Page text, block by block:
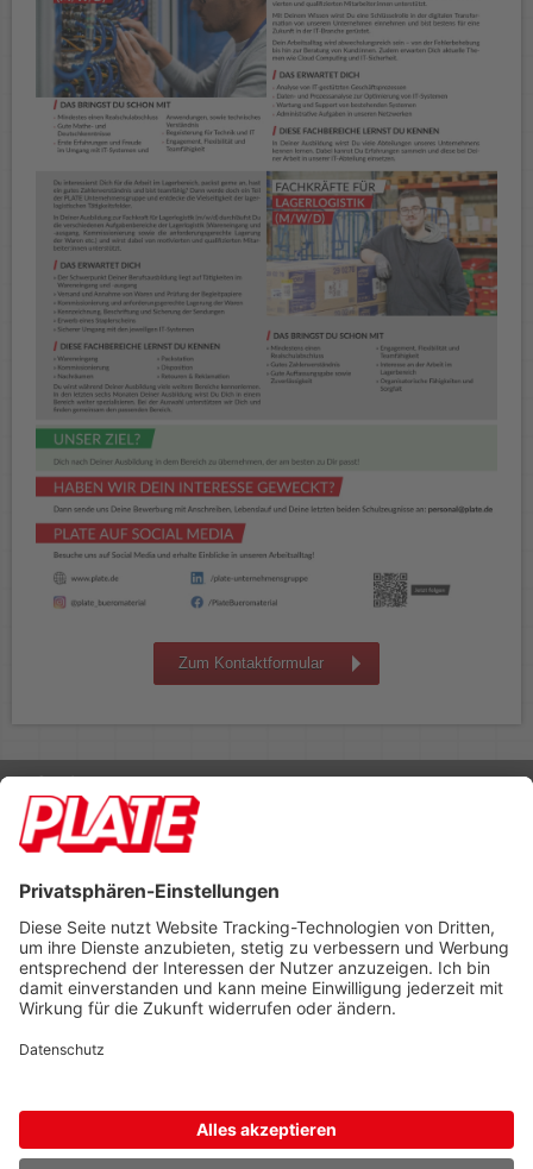
Zum Kontaktformular
Rufen Sie uns an 04298 401-0
Lieferbedingungen Impressum
Footer anzeigen
PLATE Büromaterial Vertriebs GmbH
Hilligenwarf 5